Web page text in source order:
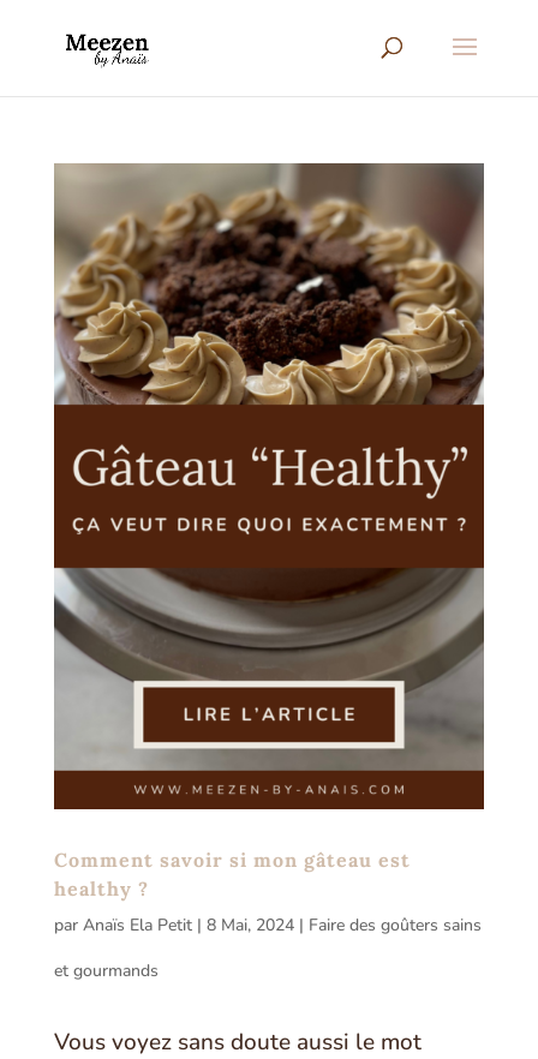
Comment savoir si mon gâteau est
healthy ?
par Anaïs Ela Petit| 8 Mai, 2024| Faire des goûters sains
et gourmands
Vous voyez sans doute aussi le mot